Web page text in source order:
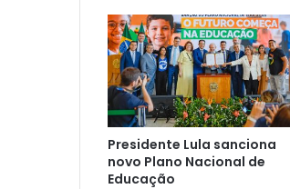
Presidente Lula sanciona
novo Plano Nacional de
Educação